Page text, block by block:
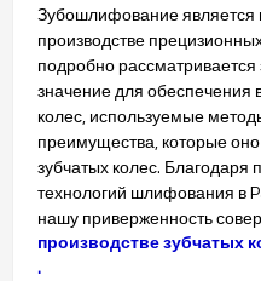
Зубошлифование
производстве
подробно
значение для обеспечения
колес, используемые
преимущества, которые
зубчатых колес.
технологий шлифования в
нашу приверженность
производстве зубчатых
.